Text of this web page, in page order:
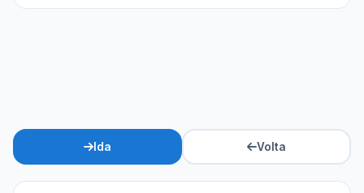
Ida Volta